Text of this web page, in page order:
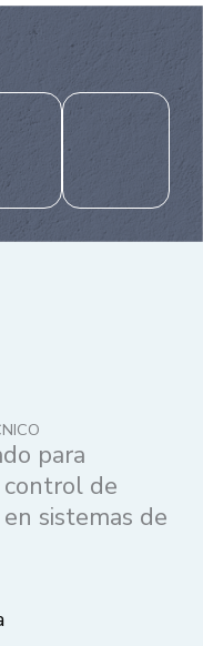
para
control de
sistemas de